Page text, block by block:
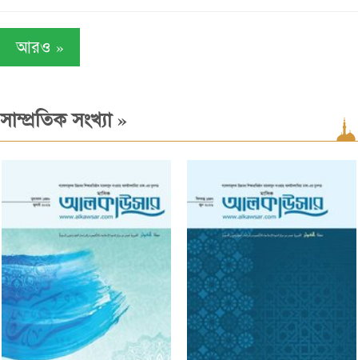
আরও »
সাম্প্রতিক সংখ্যা»